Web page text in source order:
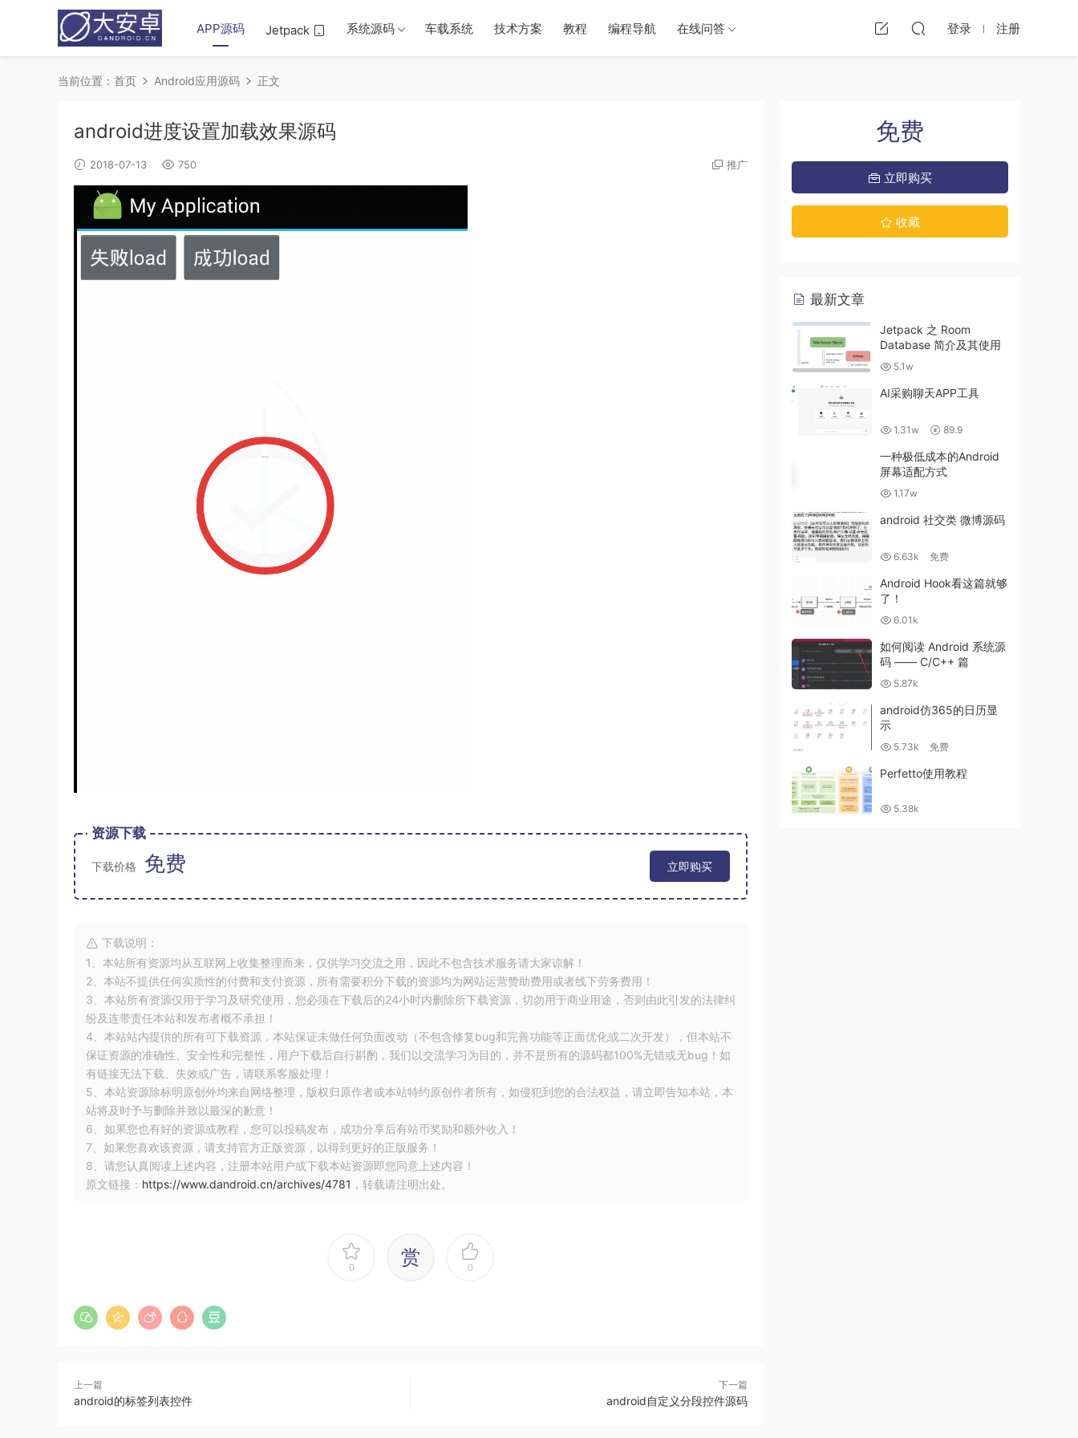
APP源码 Jetpack 系统源码 车载系统 技术方案 教程 编程导航 在线问答 登录 注册
当前位置： 首页 Android应用源码 正文
android进度设置加载效果源码
2018-07-13 750 推广
资源下载
下载价格 免费 立即购买
下载说明：
1、本站所有资源均从互联网上收集整理而来，仅供学习交流之用，因此不包含技术服务请大家谅解！
2、本站不提供任何实质性的付费和支付资源，所有需要积分下载的资源均为网站运营赞助费用或者线下劳务费用！
3、本站所有资源仅用于学习及研究使用，您必须在下载后的24小时内删除所下载资源，切勿用于商业用途，否则由此引发的法律纠
纷及连带责任本站和发布者概不承担！
4、本站站内提供的所有可下载资源，本站保证未做任何负面改动（不包含修复bug和完善功能等正面优化或二次开发），但本站不
保证资源的准确性、安全性和完整性，用户下载后自行斟酌，我们以交流学习为目的，并不是所有的源码都100%无错或无bug！如
有链接无法下载、失效或广告，请联系客服处理！
5、本站资源除标明原创外均来自网络整理，版权归原作者或本站特约原创作者所有，如侵犯到您的合法权益，请立即告知本站，本
站将及时予与删除并致以最深的歉意！
6、如果您也有好的资源或教程，您可以投稿发布，成功分享后有站币奖励和额外收入！
7、如果您喜欢该资源，请支持官方正版资源，以得到更好的正版服务！
8、请您认真阅读上述内容，注册本站用户或下载本站资源即您同意上述内容！
原文链接： https://www.dandroid.cn/archives/4781 ，转载请注明出处。
0 赏 0
上一篇
android的标签列表控件
下一篇
android自定义分段控件源码
免费
立即购买
收藏
最新文章
Jetpack 之 Room
Database 简介及其使用
5.1w
AI采购聊天APP工具
1.31w 89.9
一种极低成本的Android
屏幕适配方式
1.17w
android 社交类 微博源码
6.63k 免费
Android Hook看这篇就够
了！
6.01k
如何阅读 Android 系统源
码 —— C/C++ 篇
5.87k
android仿365的日历显
示
5.73k 免费
Perfetto使用教程
5.38k